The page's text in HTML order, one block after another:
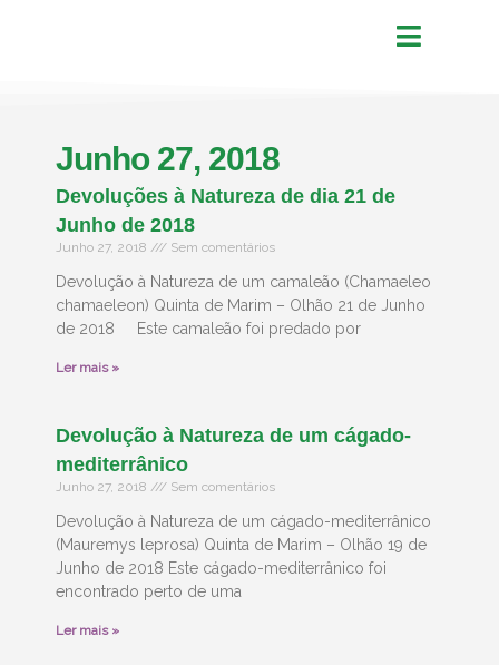
Junho 27, 2018
Devoluções à Natureza de dia 21 de
Junho de 2018
Junho 27, 2018 Sem comentários
Devolução à Natureza de um camaleão (Chamaeleo
chamaeleon) Quinta de Marim – Olhão 21 de Junho
de 2018 Este camaleão foi predado por
Ler mais »
Devolução à Natureza de um cágado-
mediterrânico
Junho 27, 2018 Sem comentários
Devolução à Natureza de um cágado-mediterrânico
(Mauremys leprosa) Quinta de Marim – Olhão 19 de
Junho de 2018 Este cágado-mediterrânico foi
encontrado perto de uma
Ler mais »